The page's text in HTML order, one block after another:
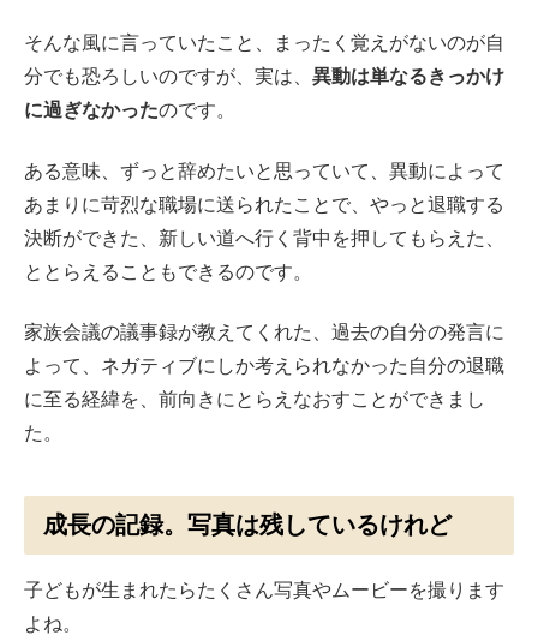
そんな風に言っていたこと、まったく覚えがないのが自
分でも恐ろしいのですが、実は、 異動は単なるきっかけ
に過ぎなかったのです。
ある意味、ずっと辞めたいと思っていて、異動によって
あまりに苛烈な職場に送られたことで、やっと退職する
決断ができた、新しい道へ行く背中を押してもらえた、
ととらえることもできるのです。
家族会議の議事録が教えてくれた、過去の自分の発言に
よって、ネガティブにしか考えられなかった自分の退職
に至る経緯を、前向きにとらえなおすことができまし
た。
成長の記録。写真は残しているけれど
子どもが生まれたらたくさん写真やムービーを撮ります
よね。